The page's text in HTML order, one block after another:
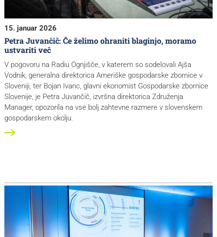
15. januar 2026
Petra Juvančič: Če želimo ohraniti blaginjo, moramo
ustvariti več
V pogovoru na Radiu Ognjišče, v katerem so sodelovali Ajša
Vodnik, generalna direktorica Ameriške gospodarske zbornice v
Sloveniji, ter Bojan Ivanc, glavni ekonomist Gospodarske zbornice
Slovenije, je Petra Juvančič, izvršna direktorica Združenja
Manager, opozorila na vse bolj zahtevne razmere v slovenskem
gospodarskem okolju.